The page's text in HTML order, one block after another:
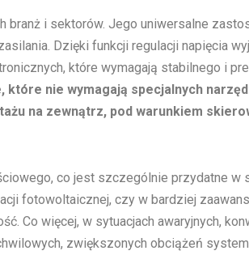
branż i sektorów. Jego uniwersalne
Dzięki funkcji regulacji napięcia
które wymagają stabilnego i
nie wymagają specjalnych
na zewnątrz, pod warunkiem
co jest szczególnie przydatne w
fotowoltaicznej, czy w bardziej
Co więcej, w sytuacjach awaryjnych,
zwiększonych obciążeń